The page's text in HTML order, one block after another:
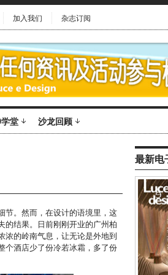
加入我们 杂志订阅
堂 沙龙回顾
节。然而，在设计的语境里，这
的结果。日前刚刚开业的广州柏
浓的岭南气息，让无论是外地到
个酒店少了份冷若冰霜，多了份
最新电